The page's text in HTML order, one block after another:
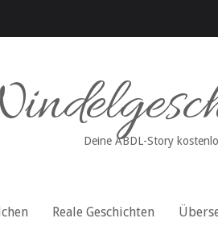
Deine ABDL-Story
Reale Geschichten